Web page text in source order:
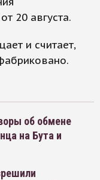
20 августа.
и считает,
об обмене
на Бута и